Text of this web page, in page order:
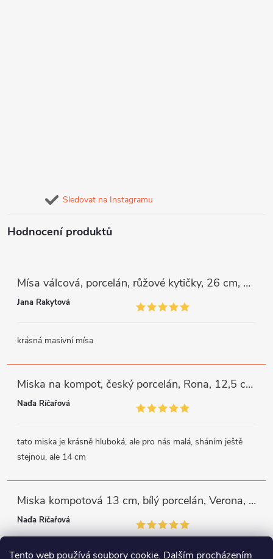
Tento web používá soubory cookie. Dalším procházením
Sledovat na Instagramu
Hodnocení produktů
Mísa válcová, porcelán, růžové kytičky, 26 cm, G. Benedikt
Jana Rakytová
krásná masivní mísa
Miska na kompot, český porcelán, Rona, 12,5 cm, bílý, G. Benedikt
Naďa Říčařová
tato miska je krásně hluboká, ale pro nás malá, sháním ještě
stejnou, ale 14 cm
Miska kompotová 13 cm, bílý porcelán, Verona, G. Benedikt
Naďa Říčařová